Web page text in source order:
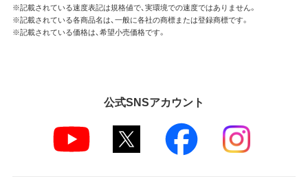
※記載されている速度表記は規格値で、実環境での速度ではありません。
※記載されている各商品名は、一般に各社の商標または登録商標です。
※記載されている価格は、希望小売価格です。
公式SNSアカウント